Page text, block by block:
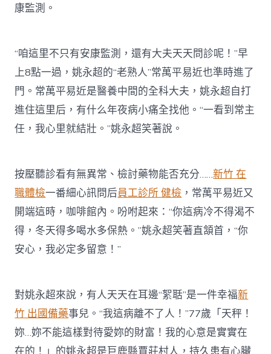
康監測。
“咱這里不只有安康監測，還有大夫天天問診呢！”早
上8點一過，姚永超的“老熟人”常萬平易近也準時進了
門。常萬平易近是醫養中間的全科大夫，姚永超自打
進住這里后，有什么年夜病小痛全找他。“一看到常主
任，我心里就結壯。”姚永超笑著說。
按壓聽診看有無異常、檢討藥物能否充分……新竹 在
職體檢一番細心訊問后員工診所 健檢 ，常萬平易近又
開端這時，咖啡館內。吩咐起來：“你這病冷不得渴不
得，冬天得多喝水多保熱。”姚永超笑著直頷首，“你
安心，我必定多留意！”
對姚永超來說，有人天天在耳邊“絮聒”是一件幸福新
竹 出國備藥事兒。“我這病離不了人！”77歲「天秤！
妳…妳不能這樣對待愛妳的財富！我的心意是實實在